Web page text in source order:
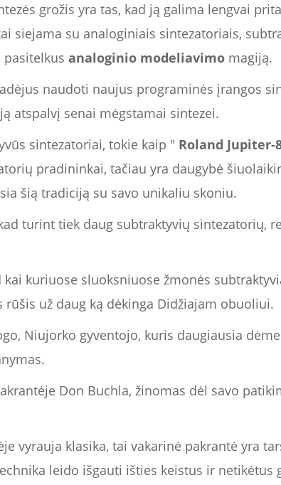
grožis yra tas, kad ją galima lengvai
siejama su analoginiais sintezatoriais,
pasitelkusanaloginio modeliavimo magiją.
naudoti naujus programinės įrangos
atspalvį senai mėgstamai sintezei.
sintezatoriai, tokie kaip " Roland Jupiter-
pradininkai, tačiau yra daugybė
šią tradiciją su savo unikaliu skoniu.
turint tiek daug subtraktyvių sintezatorių,
kuriuose sluoksniuose žmonės
rūšis už daug ką dėkinga Didžiajam obuoliui.
Niujorko gyventojo, kuris daugiausia
Don Buchla, žinomas dėl savo
vyrauja klasika, tai vakarinė pakrantė yra
leido išgauti išties keistus ir netikėtus